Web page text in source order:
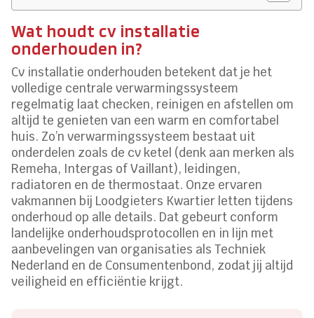
Wat houdt cv installatie
onderhouden in?
Cv installatie onderhouden betekent dat je het
volledige centrale verwarmingssysteem
regelmatig laat checken, reinigen en afstellen om
altijd te genieten van een warm en comfortabel
huis. Zo’n verwarmingssysteem bestaat uit
onderdelen zoals de cv ketel (denk aan merken als
Remeha, Intergas of Vaillant), leidingen,
radiatoren en de thermostaat. Onze ervaren
vakmannen bij Loodgieters Kwartier letten tijdens
onderhoud op alle details. Dat gebeurt conform
landelijke onderhoudsprotocollen en in lijn met
aanbevelingen van organisaties als Techniek
Nederland en de Consumentenbond, zodat jij altijd
veiligheid en efficiëntie krijgt.